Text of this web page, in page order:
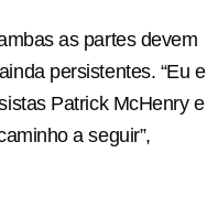
as partes devem
persistentes. “Eu e
Patrick McHenry e
a seguir”,